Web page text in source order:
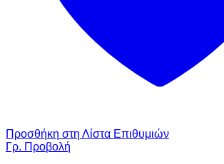
Προσθήκη στη Λίστα Επιθυμιών
Γρ. Προβολή